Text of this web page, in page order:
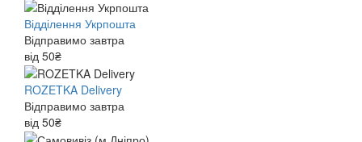
Відділення Укрпошта
Відправимо завтра
від 50₴
ROZETKA Delivery
Відправимо завтра
від 50₴